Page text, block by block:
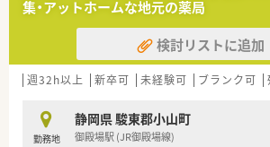
集・アットホームな地元の薬局
検討リストに追加
週32h以上 新卒可 未経験可 ブランク可
勤務地
静岡県 駿東郡小山町
御殿場駅 (JR御殿場線)